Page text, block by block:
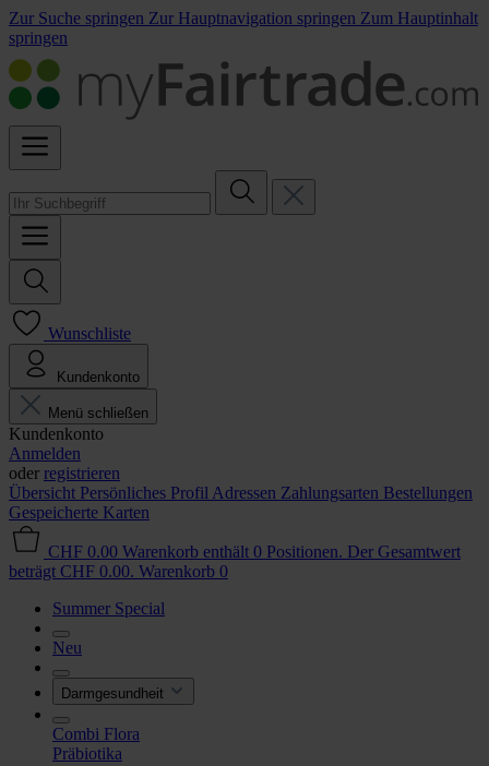
Zur Suche springen Zur Hauptnavigation springen Zum Hauptinhalt
springen
Wunschliste
Kundenkonto
Menü schließen
Kundenkonto
Anmelden
oder registrieren
Übersicht Persönliches Profil Adressen Zahlungsarten Bestellungen
Gespeicherte Karten
CHF 0.00 Warenkorb enthält 0 Positionen. Der Gesamtwert
beträgt CHF 0.00. Warenkorb 0
Summer Special
Neu
Darmgesundheit
Combi Flora
Präbiotika